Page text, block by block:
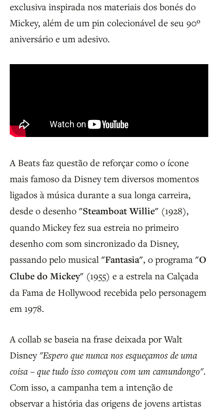
exclusiva inspirada nos materiais dos bonés do
Mickey, além de um pin colecionável de seu 90º
aniversário e um adesivo.
A Beats faz questão de reforçar como o ícone
mais famoso da Disney tem diversos momentos
ligados à música durante a sua longa carreira,
desde o desenho "Steamboat Willie" (1928),
quando Mickey fez sua estreia no primeiro
desenho com som sincronizado da Disney,
passando pelo musical "Fantasia", o programa "O
Clube do Mickey" (1955) e a estrela na Calçada
da Fama de Hollywood recebida pelo personagem
em 1978.
A collab se baseia na frase deixada por Walt
Disney"Espero que nunca nos esqueçamos de uma
coisa – que tudo isso começou com um camundongo".
Com isso, a campanha tem a intenção de
observar a história das origens de jovens artistas